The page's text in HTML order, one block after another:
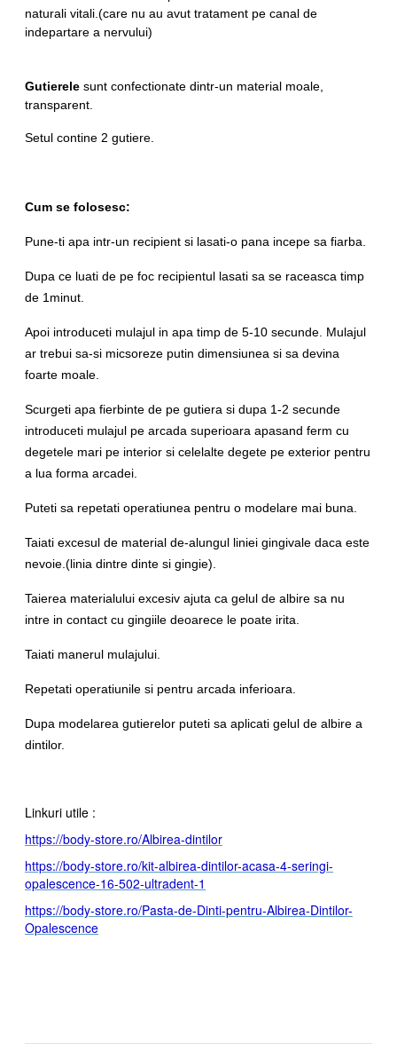
naturali vitali.(care nu au avut tratament pe canal de
indepartare a nervului)
Gutierele sunt confectionate dintr-un material moale,
transparent.
Setul contine 2 gutiere.
Cum se folosesc:
Pune-ti apa intr-un recipient si lasati-o pana incepe sa fiarba.
Dupa ce luati de pe foc recipientul lasati sa se raceasca timp
de 1minut.
Apoi introduceti mulajul in apa timp de 5-10 secunde. Mulajul
ar trebui sa-si micsoreze putin dimensiunea si sa devina
foarte moale.
Scurgeti apa fierbinte de pe gutiera si dupa 1-2 secunde
introduceti mulajul pe arcada superioara apasand ferm cu
degetele mari pe interior si celelalte degete pe exterior pentru
a lua forma arcadei.
Puteti sa repetati operatiunea pentru o modelare mai buna.
Taiati excesul de material de-alungul liniei gingivale daca este
nevoie.(linia dintre dinte si gingie).
Taierea materialului excesiv ajuta ca gelul de albire sa nu
intre in contact cu gingiile deoarece le poate irita.
Taiati manerul mulajului.
Repetati operatiunile si pentru arcada inferioara.
Dupa modelarea gutierelor puteti sa aplicati gelul de albire a
dintilor.
Linkuri utile :
https://body-store.ro/Albirea-dintilor
https://body-store.ro/kit-albirea-dintilor-acasa-4-seringi-
opalescence-16-502-ultradent-1
https://body-store.ro/Pasta-de-Dinti-pentru-Albirea-Dintilor-
Opalescence